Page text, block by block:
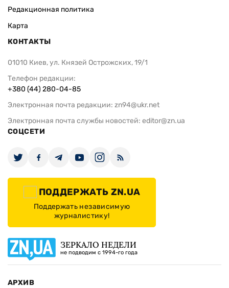
Редакционная политика
Карта
КОНТАКТЫ
01010 Киев, ул. Князей Острожских, 19/1
Телефон редакции:
+380 (44) 280-04-85
Электронная почта редакции: zn94@ukr.net
Электронная почта службы новостей: editor@zn.ua
СОЦСЕТИ
ПОДДЕРЖАТЬ ZN.UA
Поддержать независимую
журналистику!
ЗЕРКАЛО НЕДЕЛИ
не подводим с 1994-го года
АРХИВ